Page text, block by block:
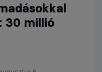
30 millió